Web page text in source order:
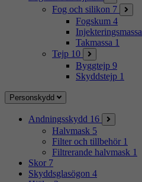
Fog och silikon 7
Fogskum 4
Injekteringsmassa
Takmassa 1
Tejp 10
Byggtejp 9
Skyddstejp 1
Personskydd
Andningsskydd 16
Halvmask 5
Filter och tillbehör 1
Filtrerande halvmask 1
Skor 7
Skyddsglasögon 4